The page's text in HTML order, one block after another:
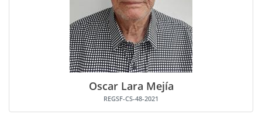
Oscar Lara Mejía
REGSF-CS-48-2021